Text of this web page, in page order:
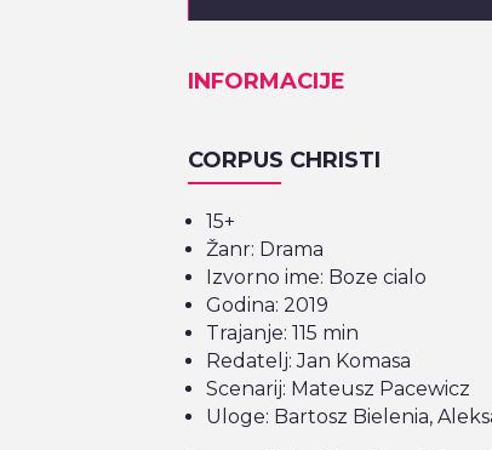
INFORMACIJE
CORPUS CHRISTI
15+
Žanr: Drama
Izvorno ime: Boze cialo
Godina: 2019
Trajanje: 115 min
Redatelj: Jan Komasa
Scenarij: Mateusz Pacewicz
Uloge: Bartosz Bielenia,